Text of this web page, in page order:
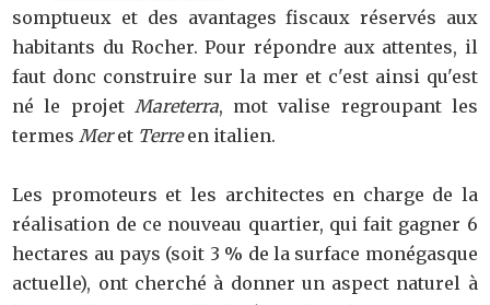
somptueux et des avantages fiscaux réservés aux
habitants du Rocher. Pour répondre aux attentes, il
faut donc construire sur la mer et c'est ainsi qu'est
né le projet Mareterra, mot valise regroupant les
termes Meret Terreen italien.
Les promoteurs et les architectes en charge de la
réalisation de ce nouveau quartier, qui fait gagner 6
hectares au pays (soit 3 % de la surface monégasque
actuelle), ont cherché à donner un aspect naturel à